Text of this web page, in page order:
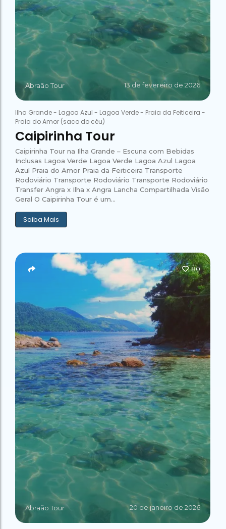
Abraão Tour 13 de fevereiro de 2026
Ilha Grande- Lagoa Azul - Lagoa Verde- Praia da Feiticeira -
Praia do Amor (saco do céu)
Caipirinha Tour
Caipirinha Tour na Ilha Grande – Escuna com Bebidas
Inclusas Lagoa Verde Lagoa Verde Lagoa Azul Lagoa
Azul Praia do Amor Praia da Feiticeira Transporte
Rodoviário Transporte Rodoviário Transporte Rodoviário
Transfer Angra x Ilha x Angra Lancha Compartilhada Visão
Geral O Caipirinha Tour é um...
Saiba Mais
Abraão Tour 20 de janeiro de 2026
80